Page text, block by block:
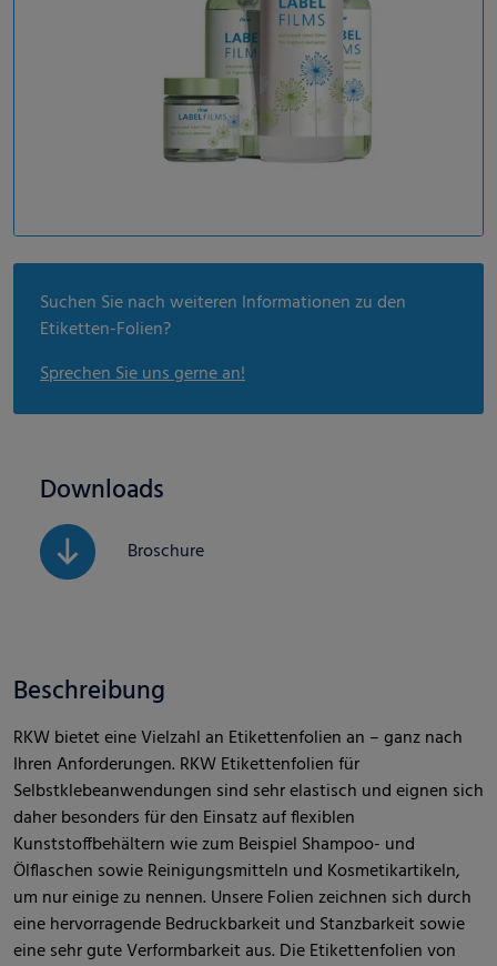
Suchen Sie nach weiteren Informationen zu den
Etiketten-Folien?
Sprechen Sie uns gerne an!
Downloads
Broschure
Beschreibung
RKW bietet eine Vielzahl an Etikettenfolien an – ganz nach
Ihren Anforderungen. RKW Etikettenfolien für
Selbstklebeanwendungen sind sehr elastisch und eignen sich
daher besonders für den Einsatz auf flexiblen
Kunststoffbehältern wie zum Beispiel Shampoo- und
Ölflaschen sowie Reinigungsmitteln und Kosmetikartikeln,
um nur einige zu nennen. Unsere Folien zeichnen sich durch
eine hervorragende Bedruckbarkeit und Stanzbarkeit sowie
eine sehr gute Verformbarkeit aus. Die Etikettenfolien von